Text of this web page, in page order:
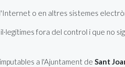
o en altres sistemes
fora del control i que no
a l'Ajuntament de Sant